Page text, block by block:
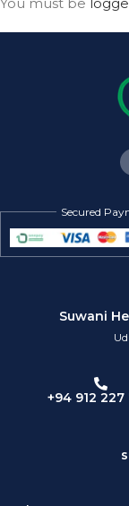
Secured
Suwani
+94 912 227